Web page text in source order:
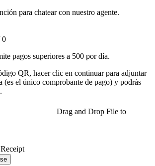
para chatear con nuestro agente.
0
pagos superiores a 500 por día.
QR, hacer clic en continuar para adjuntar
(es el único comprobante de pago) y podrás
Drag and Drop File to